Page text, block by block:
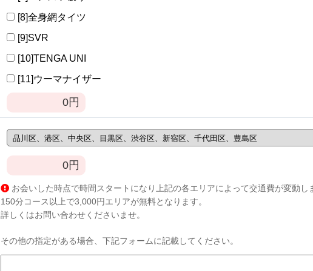
[8]全身網タイツ
[9]SVR
[10]TENGA UNI
[11]ウーマナイザー
0円
0円
お会いした時点で時間スタートになり上記の各エリアによって交通費が変動し
150分コース以上で3,000円エリアが無料となります。
詳しくはお問い合わせくださいませ。
その他の指定がある場合、下記フォームに記載してください。